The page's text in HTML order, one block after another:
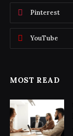
Pinterest
YouTube
MOST READ